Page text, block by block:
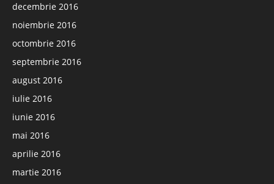
decembrie 2016
noiembrie 2016
octombrie 2016
septembrie 2016
august 2016
iulie 2016
iunie 2016
mai 2016
aprilie 2016
martie 2016